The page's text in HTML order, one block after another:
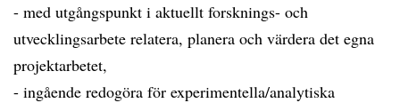
- med utgångspunkt i aktuellt forsknings- och
utvecklingsarbete relatera, planera och värdera det egna
projektarbetet,
- ingående redogöra för experimentella/analytiska